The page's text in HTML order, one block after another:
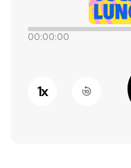
NEWSLETTER
00:00:00
1x